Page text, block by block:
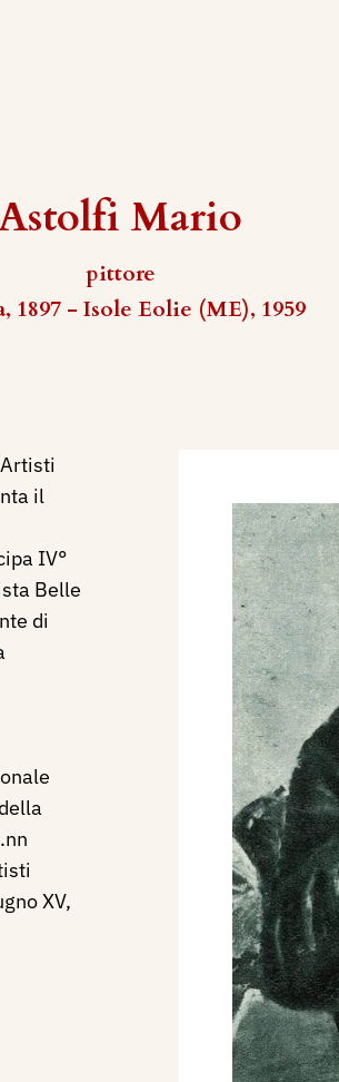
Mario
pittore
1897 - Isole Eolie (ME), 1959
il
IV°
Belle
di
XV,